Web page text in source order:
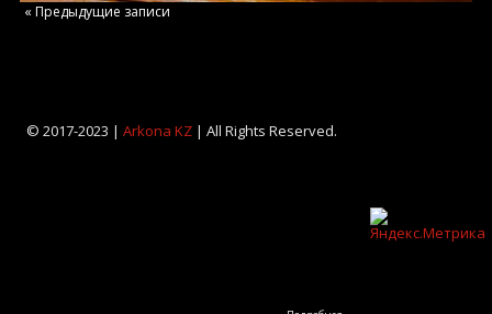
« Предыдущие записи
© 2017-2023 | Arkona KZ| All Rights Reserved.